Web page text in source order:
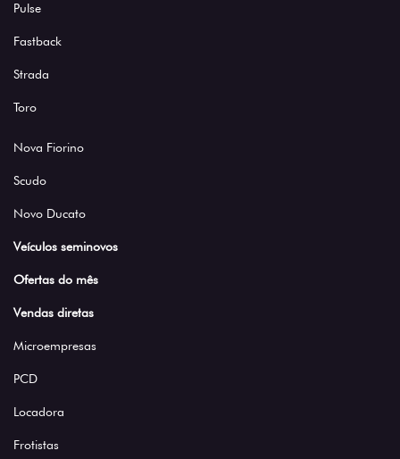
Pulse
Fastback
Strada
Toro
Nova Fiorino
Scudo
Novo Ducato
Veículos seminovos
Ofertas do mês
Vendas diretas
Microempresas
PCD
Locadora
Frotistas